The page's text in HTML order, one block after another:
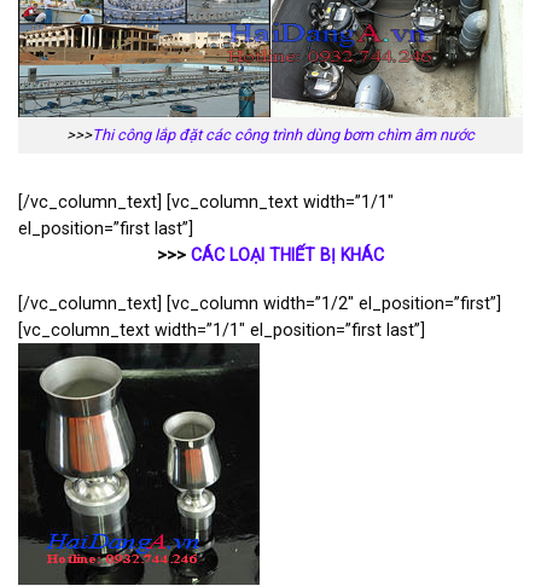
>>>Thi công lắp đặt các công trình dùng bơm chìm âm nước
[/vc_column_text] [vc_column_text width=”1/1″
el_position=”first last”]
>>> CÁC LOẠI THIẾT BỊ KHÁC
[/vc_column_text] [vc_column width=”1/2″ el_position=”first”]
[vc_column_text width=”1/1″ el_position=”first last”]